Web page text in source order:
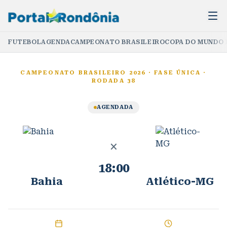
FUTEBOLAGENDACAMPEONATO BRASILEIROCOPA DO
CAMPEONATO BRASILEIRO 2026 ·FASE ÚNICA
·
RODADA 38
AGENDADA
Bahia
×
18:00
Atlético-MG